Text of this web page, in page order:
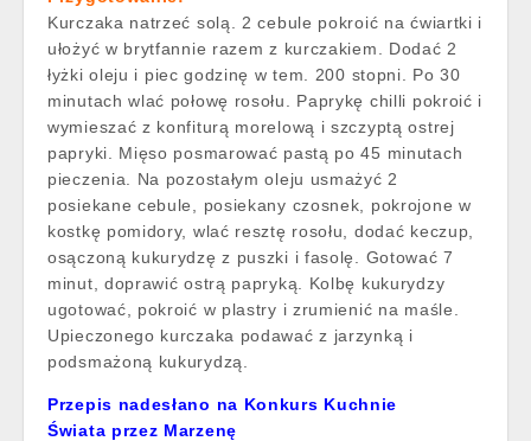
Kurczaka natrzeć solą. 2 cebule pokroić na ćwiartki i
ułożyć w brytfannie razem z kurczakiem. Dodać 2
łyżki oleju i piec godzinę w tem. 200 stopni. Po 30
minutach wlać połowę rosołu. Paprykę chilli pokroić i
wymieszać z konfiturą morelową i szczyptą ostrej
papryki. Mięso posmarować pastą po 45 minutach
pieczenia. Na pozostałym oleju usmażyć 2
posiekane cebule, posiekany czosnek, pokrojone w
kostkę pomidory, wlać resztę rosołu, dodać keczup,
osączoną kukurydzę z puszki i fasolę. Gotować 7
minut, doprawić ostrą papryką. Kolbę kukurydzy
ugotować, pokroić w plastry i zrumienić na maśle.
Upieczonego kurczaka podawać z jarzynką i
podsmażoną kukurydzą.
Przepis nadesłano na Konkurs Kuchnie
Świata przez Marzenę